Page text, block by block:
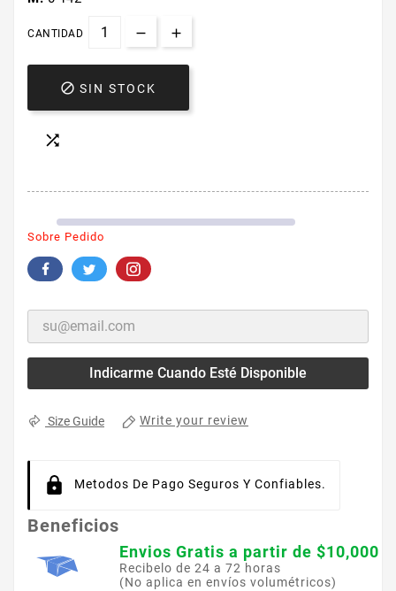
CANTIDAD
 SIN STOCK

Sobre Pedido
Indicarme Cuando Esté Disponible
Size Guide Write your review
Metodos De Pago Seguros Y Confiables.
Beneficios
Envios Gratis a partir de $10,000
Recibelo de 24 a 72 horas
(No aplica en envíos volumétricos)